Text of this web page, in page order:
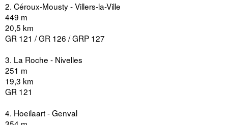
2. Céroux-Mousty - Villers-la-Ville
449 m
20,5 km
GR 121 / GR 126 / GRP 127
3. La Roche - Nivelles
251 m
19,3 km
GR 121
4. Hoeilaart - Genval